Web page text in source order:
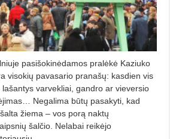
pasišokinėdamos pralėkė Kaziuko
visokių pavasario pranašų: kasdien vis
varvekliai, gandro ar vieversio
Negalima būtų pasakyti, kad
žiema – vos porą naktų
šalčio. Nelabai reikėjo